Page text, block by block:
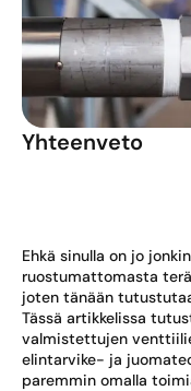
Yhteenveto
Ehkä sinulla on jo
ruostumattomasta
joten tänään
Tässä artikkelissa
valmistettujen
elintarvike- ja
paremmin omalla